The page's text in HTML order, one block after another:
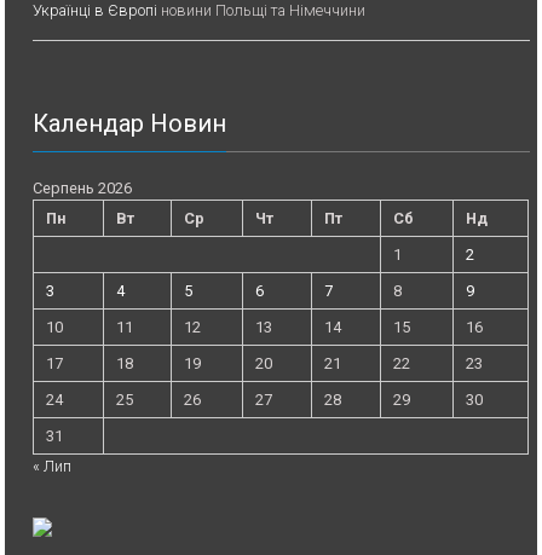
Українці в Європі новини Польщі та Німеччини
Календар Новин
Серпень 2026
Пн
Вт Ср Чт Пт Сб
Нд
1
2
3
4 5 6 7 8
9
10
11 12 13 14 15
16
17
18 19 20 21 22
23
24
25 26 27 28 29
30
31
« Лип